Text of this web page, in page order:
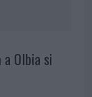
Olbia si